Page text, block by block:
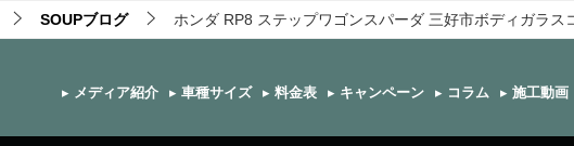
SOUPブログ ホンダ RP8 ステップワゴンスパーダ 三好市ボディガラス
▸ メディア紹介 ▸ 車種サイズ ▸ 料金表 ▸ キャンペーン ▸ コラム ▸ 施工動画